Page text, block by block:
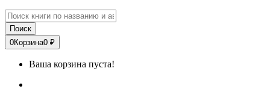
Поиск
0Корзина0 ₽
Ваша корзина пуста!